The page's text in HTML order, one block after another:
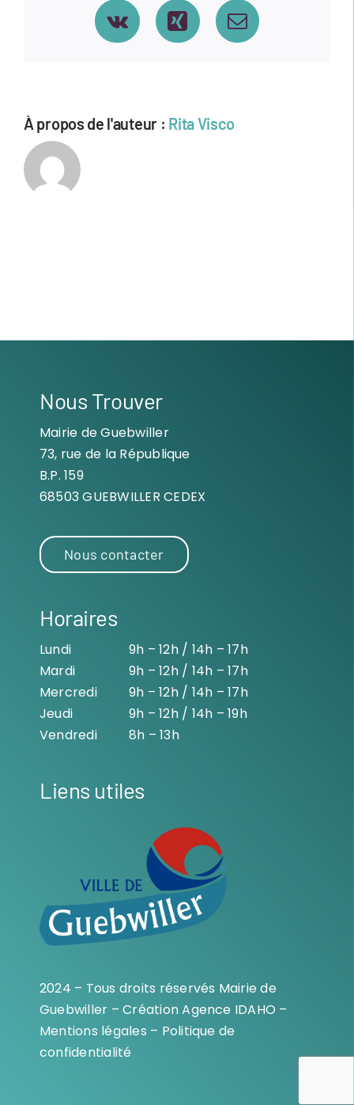
Vk Xing Email
À propos de l'auteur : Rita Visco
Nous Trouver
Mairie de Guebwiller
73, rue de la République
B.P. 159
68503 GUEBWILLER CEDEX
Nous contacter
Horaires
Lundi
9h – 12h / 14h – 17h
Mardi
9h – 12h / 14h – 17h
Mercredi
9h – 12h / 14h – 17h
Jeudi
9h – 12h / 14h – 19h
Vendredi
8h – 13h
Liens utiles
2024 – Tous droits réservés Mairie de
Guebwiller – CréationAgence IDAHO –
Mentions légales – Politique de
confidentialité